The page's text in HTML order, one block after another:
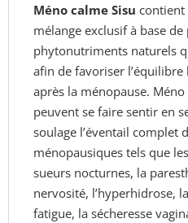
gélules
Méno calme Sisu contient
mélange exclusif à base
phytonutriments naturels
afin de favoriser
après la ménopause.
peuvent se faire sentir en
soulage l’éventail complet
ménopausiques tels que
sueurs nocturnes, la
nervosité, l’hyperhidrose,
fatigue, la sécheresse